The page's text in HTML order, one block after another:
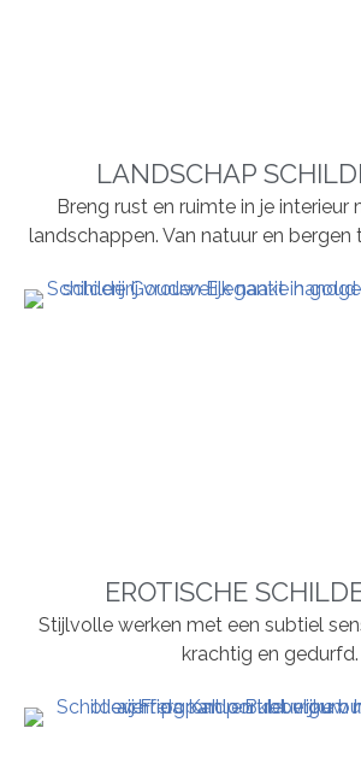
LANDSCHAP
Breng rust en ruimte in je
landschappen. Van natuur en
EROTISCHE
Stijlvolle werken met een subtiel
krachtig en gedurfd.